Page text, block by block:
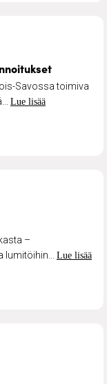
ja tiilikattojen
Savossa toimiva
Lue lisää
–
Lue lisää